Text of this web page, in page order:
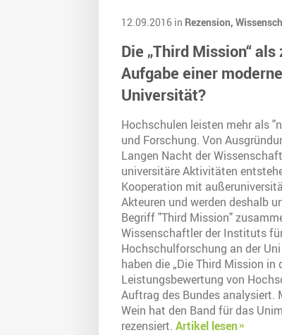
12.09.2016 in Rezension,
Die „Third Mission“
Aufgabe einer
Universität?
Hochschulen leisten mehr als
und Forschung. Von
Langen Nacht der
universitäre Aktivitäten
Kooperation mit
Akteuren und werden deshalb
Begriff "Third Mission"
Wissenschaftler der Instituts
Hochschulforschung an der
haben die „Die Third Mission in
Leistungsbewertung von
Auftrag des Bundes analysiert.
Wein hat den Band für das
rezensiert. Artikel lesen